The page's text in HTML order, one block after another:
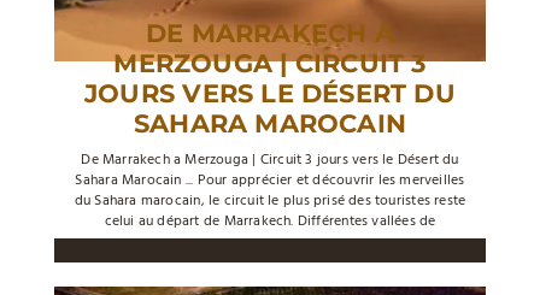
DE MARRAKECH A
MERZOUGA | CIRCUIT 3
JOURS VERS LE DÉSERT DU
SAHARA MAROCAIN
De Marrakech a Merzouga | Circuit 3 jours vers le Désert du
Sahara Marocain ... Pour apprécier et découvrir les merveilles
du Sahara marocain, le circuit le plus prisé des touristes reste
celui au départ de Marrakech. Différentes vallées de